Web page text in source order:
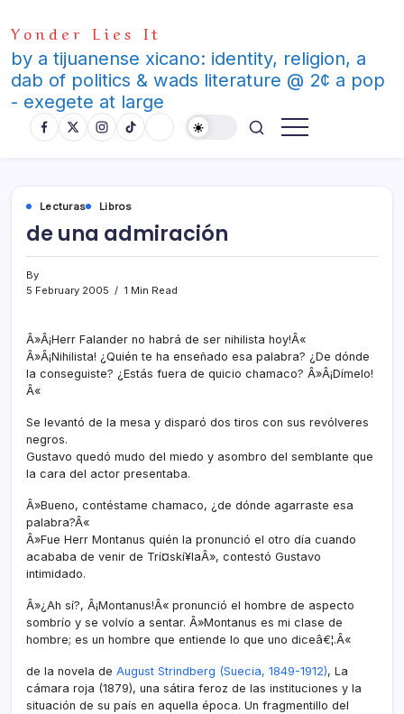
to
content
Yonder Lies It
by a tijuanense xicano: identity, religion, a
dab of politics & wads literature @ 2¢ a pop
- exegete at large
Lecturas Libros
de una admiración
By
5 February 2005
1 Min Read
Â»Â¡Herr Falander no habrá de ser nihilista hoy!Â«
Â»Â¡Nihilista! ¿Quién te ha enseñado esa palabra? ¿De dónde
la conseguiste? ¿Estás fuera de quicio chamaco? Â»Â¡Dí­melo!
Â«
Se levantó de la mesa y disparó dos tiros con sus revólveres
negros.
Gustavo quedó mudo del miedo y asombro del semblante que
la cara del actor presentaba.
Â»Bueno, contéstame chamaco, ¿de dónde agarraste esa
palabra?Â«
Â»Fue Herr Montanus quién la pronunció el otro dí­a cuando
acababa de venir de Trí¤skí¥laÂ», contestó Gustavo
intimidado.
Â»¿Ah sí­?, Â¡Montanus!Â« pronunció el hombre de aspecto
sombrí­o y se volví­o a sentar. Â»Montanus es mi clase de
hombre; es un hombre que entiende lo que uno diceâ€¦.Â«
de la novela de August Strindberg (Suecia, 1849-1912), La
cámara roja (1879), una sátira feroz de las instituciones y la
situación de su paí­s en aquella época. Un fragmentillo del